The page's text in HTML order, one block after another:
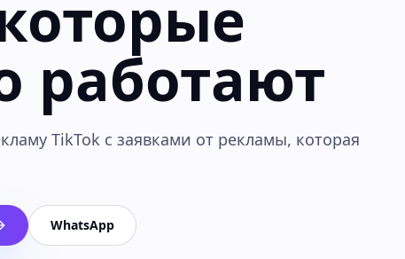
работают
TikTok с заявками от рекламы, которая
WhatsApp